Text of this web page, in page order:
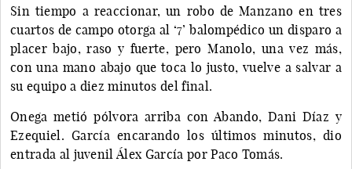
Sin tiempo a reaccionar, un robo de Manzano en tres
cuartos de campo otorga al ‘7’ balompédico un disparo a
placer bajo, raso y fuerte, pero Manolo, una vez más,
con una mano abajo que toca lo justo, vuelve a salvar a
su equipo a diez minutos del final.
Onega metió pólvora arriba con Abando, Dani Díaz y
Ezequiel. García encarando los últimos minutos, dio
entrada al juvenil Álex García por Paco Tomás.